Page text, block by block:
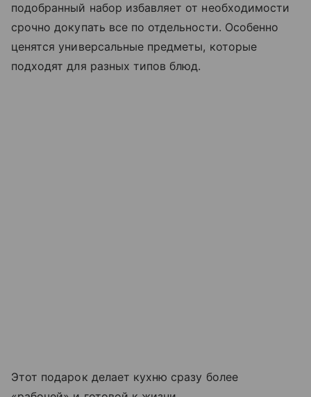
подобранный набор избавляет от необходимости
срочно докупать все по отдельности. Особенно
ценятся универсальные предметы, которые
подходят для разных типов блюд.
Этот подарок делает кухню сразу более